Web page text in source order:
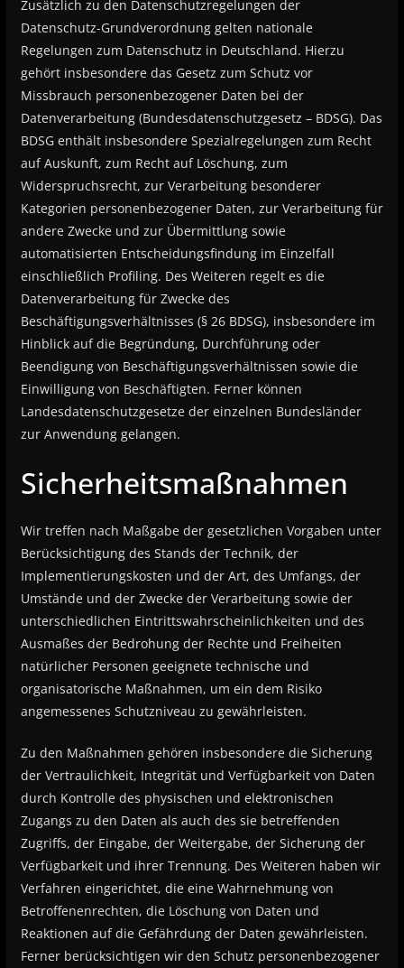
Zusätzlich zu den Datenschutzregelungen der
Datenschutz-Grundverordnung gelten nationale
Regelungen zum Datenschutz in Deutschland. Hierzu
gehört insbesondere das Gesetz zum Schutz vor
Missbrauch personenbezogener Daten bei der
Datenverarbeitung (Bundesdatenschutzgesetz – BDSG). Das
BDSG enthält insbesondere Spezialregelungen zum Recht
auf Auskunft, zum Recht auf Löschung, zum
Widerspruchsrecht, zur Verarbeitung besonderer
Kategorien personenbezogener Daten, zur Verarbeitung für
andere Zwecke und zur Übermittlung sowie
automatisierten Entscheidungsfindung im Einzelfall
einschließlich Profiling. Des Weiteren regelt es die
Datenverarbeitung für Zwecke des
Beschäftigungsverhältnisses (§ 26 BDSG), insbesondere im
Hinblick auf die Begründung, Durchführung oder
Beendigung von Beschäftigungsverhältnissen sowie die
Einwilligung von Beschäftigten. Ferner können
Landesdatenschutzgesetze der einzelnen Bundesländer
zur Anwendung gelangen.
Sicherheitsmaßnahmen
Wir treffen nach Maßgabe der gesetzlichen Vorgaben unter
Berücksichtigung des Stands der Technik, der
Implementierungskosten und der Art, des Umfangs, der
Umstände und der Zwecke der Verarbeitung sowie der
unterschiedlichen Eintrittswahrscheinlichkeiten und des
Ausmaßes der Bedrohung der Rechte und Freiheiten
natürlicher Personen geeignete technische und
organisatorische Maßnahmen, um ein dem Risiko
angemessenes Schutzniveau zu gewährleisten.
Zu den Maßnahmen gehören insbesondere die Sicherung
der Vertraulichkeit, Integrität und Verfügbarkeit von Daten
durch Kontrolle des physischen und elektronischen
Zugangs zu den Daten als auch des sie betreffenden
Zugriffs, der Eingabe, der Weitergabe, der Sicherung der
Verfügbarkeit und ihrer Trennung. Des Weiteren haben wir
Verfahren eingerichtet, die eine Wahrnehmung von
Betroffenenrechten, die Löschung von Daten und
Reaktionen auf die Gefährdung der Daten gewährleisten.
Ferner berücksichtigen wir den Schutz personenbezogener